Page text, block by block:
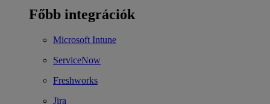
Főbb integrációk
Microsoft Intune
ServiceNow
Freshworks
Jira